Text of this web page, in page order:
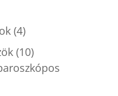
(4)
(10)